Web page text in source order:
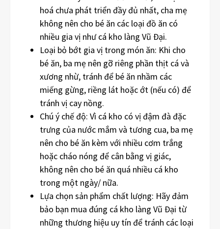
hoá chưa phát triển đầy đủ nhất, cha mẹ
không nên cho bé ăn các loại đồ ăn có
nhiều gia vị như cá kho làng Vũ Đại.
Loại bỏ bớt gia vị trong món ăn: Khi cho
bé ăn, ba mẹ nên gỡ riêng phần thịt cá và
xương nhừ, tránh để bé ăn nhầm các
miếng gừng, riềng lát hoặc ớt (nếu có) để
tránh vị cay nồng.
Chú ý chế độ: Vì cá kho có vị đậm đà đặc
trưng của nước mắm và tương cua, ba mẹ
nên cho bé ăn kèm với nhiều cơm trắng
hoặc cháo nóng để cân bằng vị giác,
không nên cho bé ăn quá nhiều cá kho
trong một ngày/ nữa.
Lựa chọn sản phẩm chất lượng: Hãy đảm
bảo bạn mua đúng cá kho làng Vũ Đại từ
những thương hiệu uy tín để tránh các loại